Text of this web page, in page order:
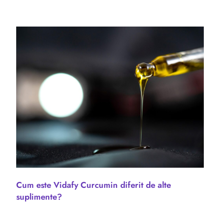
Cum este Vidafy Curcumin diferit de alte
suplimente?